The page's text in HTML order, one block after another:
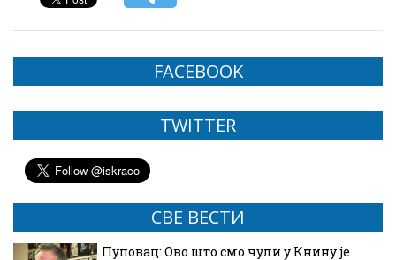
FACEBOOK
TWITTER
СВЕ ВЕСТИ
Пуповац: Ово што смо чули у Книну је